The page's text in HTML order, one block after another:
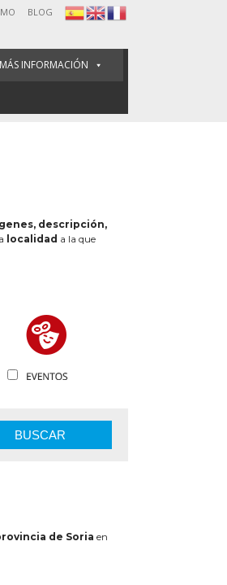
BLOG
MÁS INFORMACIÓN
descripción,
localidad a la que
BUSCAR
de Soria en